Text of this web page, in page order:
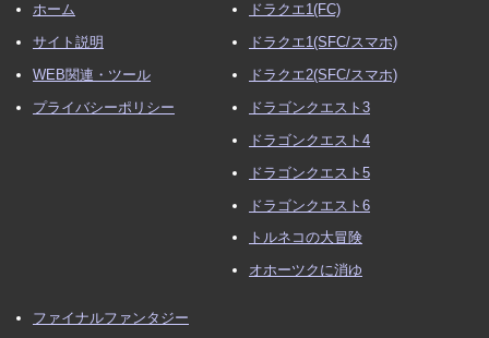
ホーム
サイト説明
WEB関連・ツール
プライバシーポリシー
ドラクエ1(FC)
ドラクエ1(SFC/スマホ)
ドラクエ2(SFC/スマホ)
ドラゴンクエスト3
ドラゴンクエスト4
ドラゴンクエスト5
ドラゴンクエスト6
トルネコの大冒険
オホーツクに消ゆ
ファイナルファンタジー